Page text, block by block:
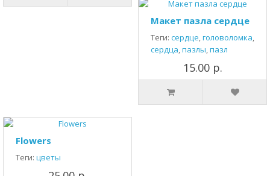
Макет пазла сердце
Теги: сердце,головоломка,
сердца,пазлы,пазл
15.00 р.
Flowers
Теги: цветы